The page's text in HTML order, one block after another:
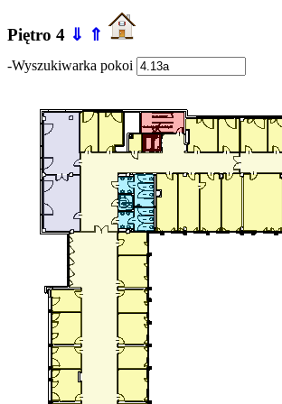
Piętro 4 ⇓ ⇑
-Wyszukiwarka pokoi